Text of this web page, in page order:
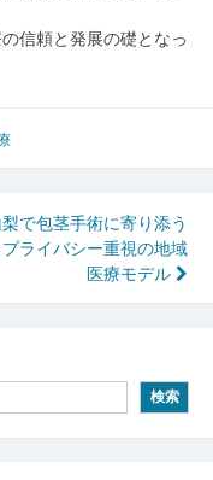
信頼と発展の礎となっ
で包茎手術に寄り添う
ライバシー重視の地域
医療モデル
検索